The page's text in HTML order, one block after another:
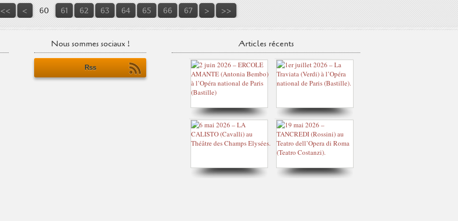
<< < 10
20
30
40
50
60 61 62 63 64 65 66 67 > >>
Nous sommes sociaux !
Rss
Articles récents